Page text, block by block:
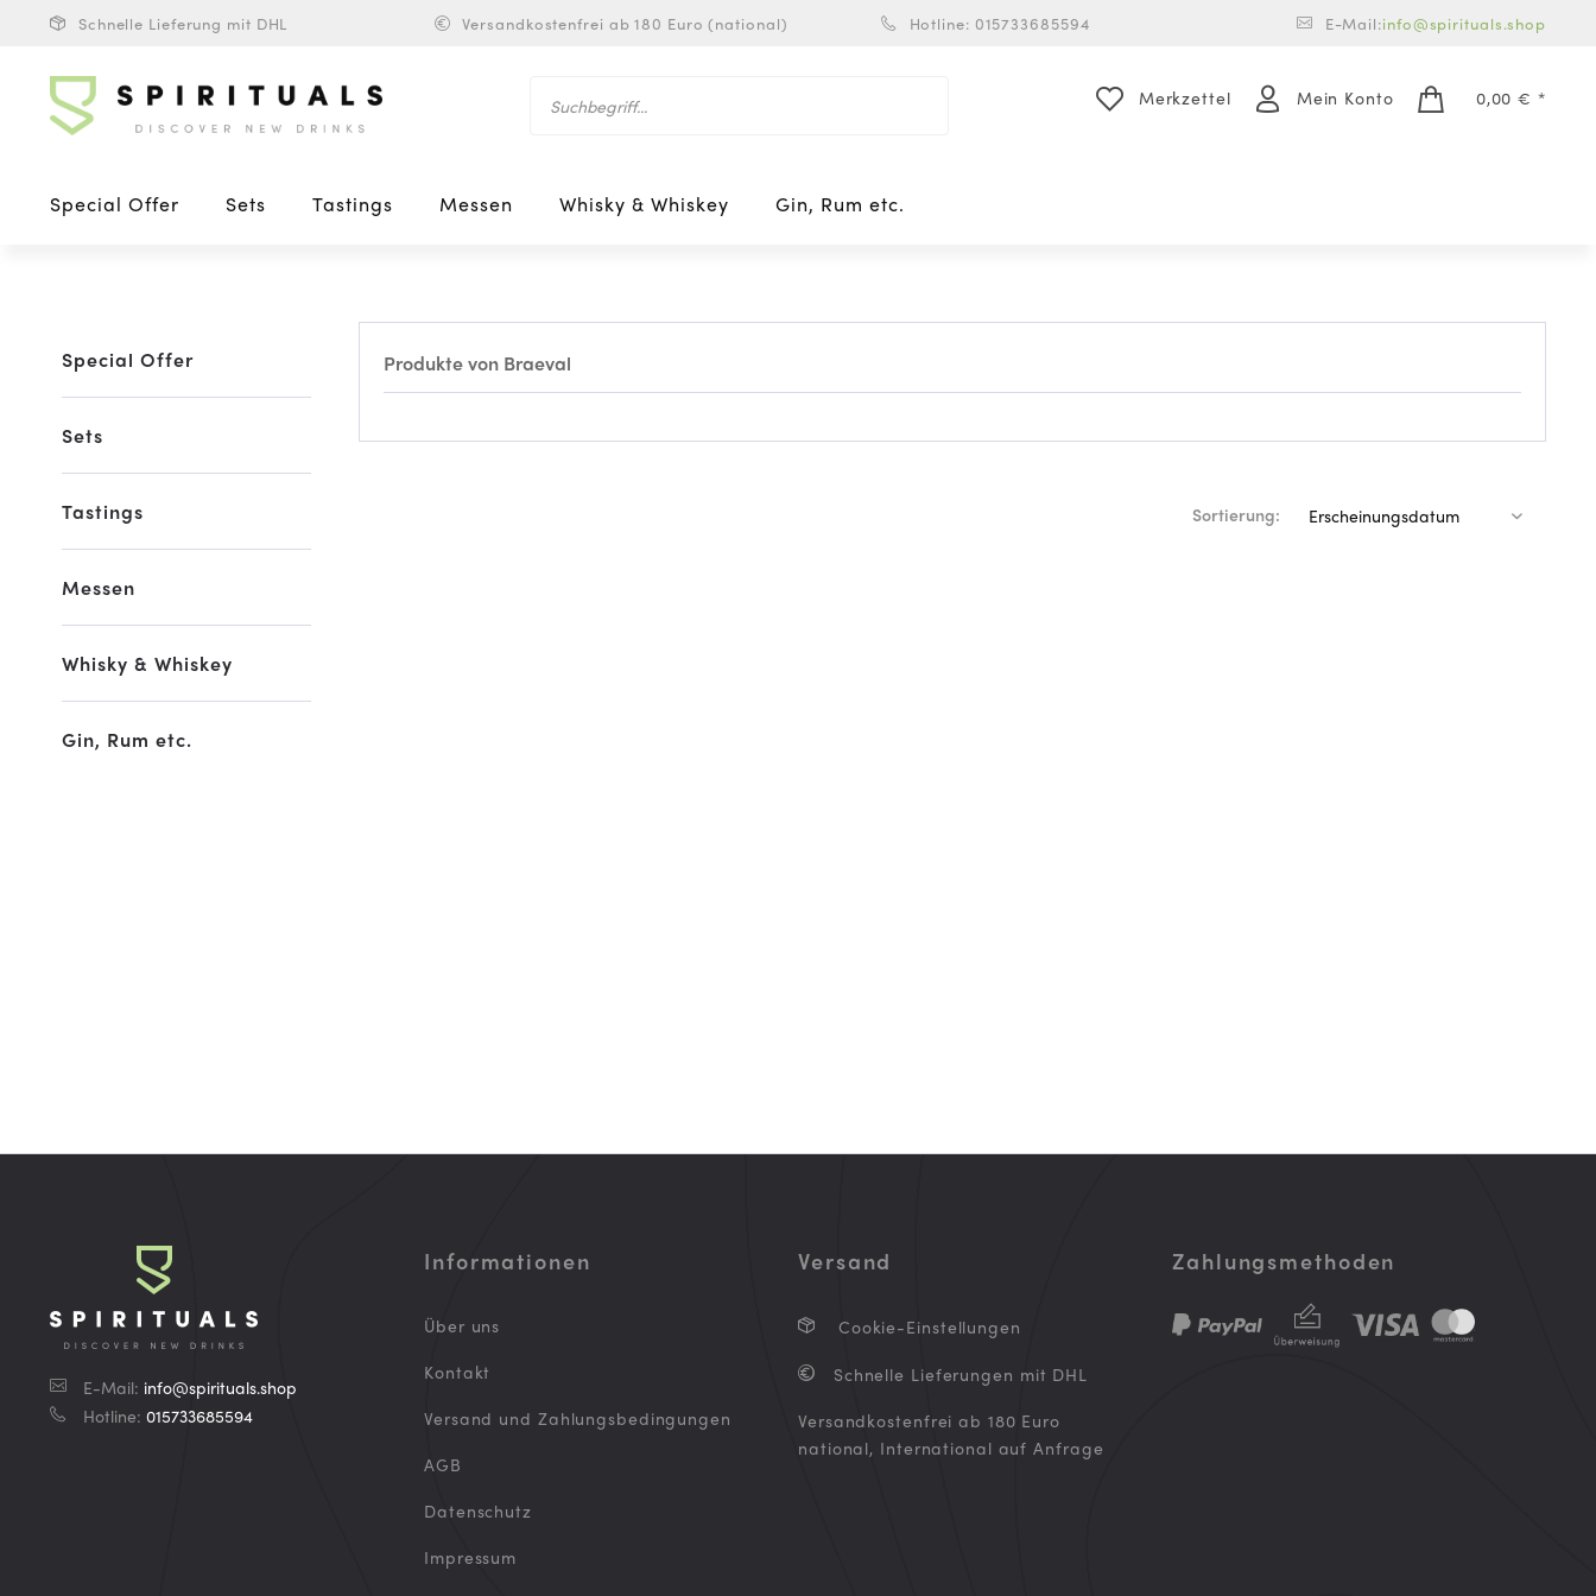
Schnelle Lieferung mit DHL Versandkostenfrei ab 180 Euro (national) Hotline: 015733685594 E-Mail:info@spirituals.shop
Merkzettel Mein Konto 0,00 € *
Special Offer Sets Tastings Messen Whisky & Whiskey Gin, Rum etc.
Special Offer
Sets
Tastings
Messen
Whisky & Whiskey
Gin, Rum etc.
Produkte von Braeval
Sortierung:
E-Mail: info@spirituals.shop
Hotline: 015733685594
Informationen
Über uns
Kontakt
Versand und Zahlungsbedingungen
AGB
Datenschutz
Impressum
Versand
Cookie-Einstellungen
Schnelle Lieferungen mit DHL
Versandkostenfrei ab 180 Euro
national, International auf Anfrage
Zahlungsmethoden